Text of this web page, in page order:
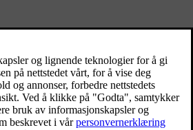
T8 - interior